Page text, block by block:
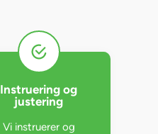
Instruering og
justering
Vi instruerer og